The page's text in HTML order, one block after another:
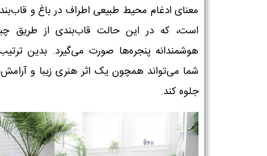
معنای ادغام محیط طبیعی اطراف در باغ و
است، که در این حالت قاب‌بندی از طریق
هوشمندانه پنجره‌ها صورت می‌گیرد. بدین
شما می‌تواند همچون یک اثر هنری زیبا و
جلوه کند.